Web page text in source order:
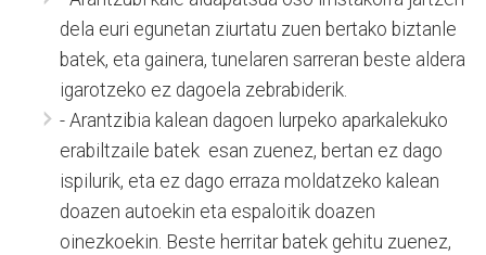
dela euri egunetan ziurtatu zuen bertako biztanle
batek, eta gainera, tunelaren sarreran beste aldera
igarotzeko ez dagoela zebrabiderik.
- Arantzibia kalean dagoen lurpeko aparkalekuko
erabiltzaile batek esan zuenez, bertan ez dago
ispilurik, eta ez dago erraza moldatzeko kalean
doazen autoekin eta espaloitik doazen
oinezkoekin. Beste herritar batek gehitu zuenez,